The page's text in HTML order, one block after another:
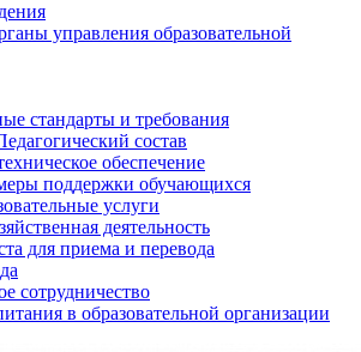
управления образовательной
стандарты и требования
состав
обеспечение
поддержки обучающихся
услуги
деятельность
для приема и перевода
сотрудничество
в образовательной организации